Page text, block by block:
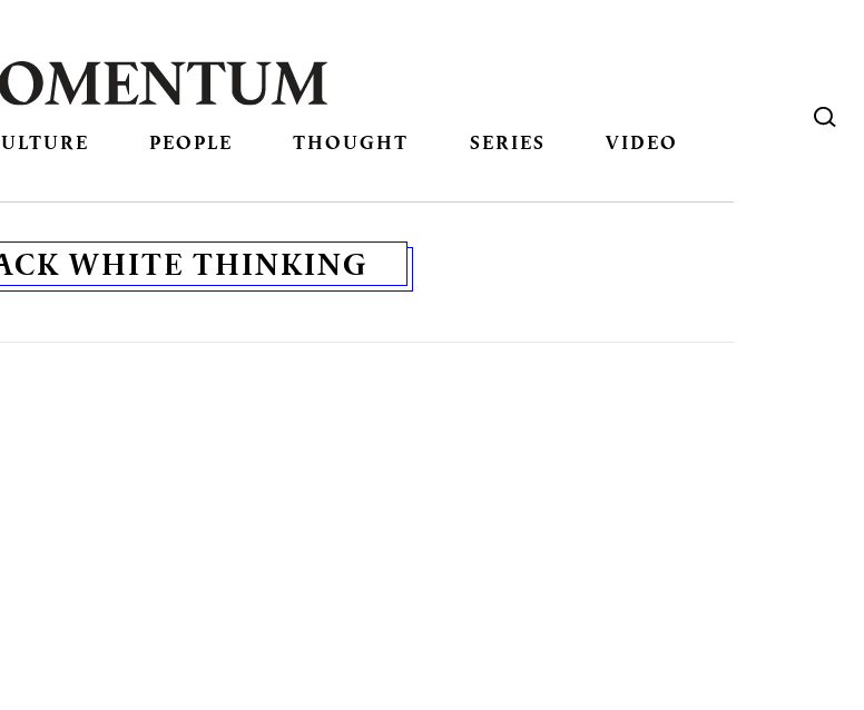
PEOPLE THOUGHT SERIES VIDEO
WHITE THINKING